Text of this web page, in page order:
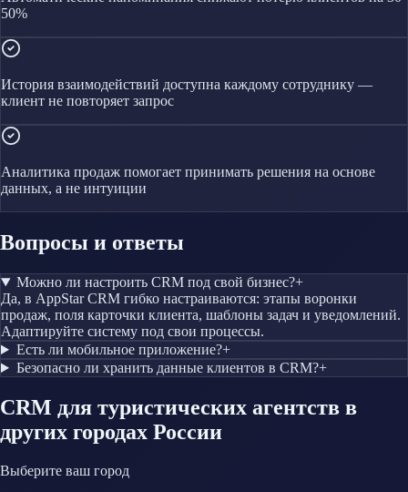
50%
История взаимодействий доступна каждому сотруднику —
клиент не повторяет запрос
Аналитика продаж помогает принимать решения на основе
данных, а не интуиции
Вопросы и ответы
Можно ли настроить CRM под свой бизнес?+
Да, в AppStar CRM гибко настраиваются: этапы воронки
продаж, поля карточки клиента, шаблоны задач и уведомлений.
Адаптируйте систему под свои процессы.
Есть ли мобильное приложение?+
Безопасно ли хранить данные клиентов в CRM?+
CRM для туристических агентств в
других городах России
Выберите ваш город